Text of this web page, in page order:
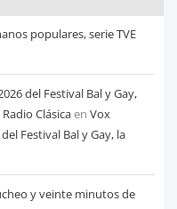
populares, serie TVE
del Festival Bal y Gay,
Clásicaen Vox
Festival Bal y Gay, la
y veinte minutos de